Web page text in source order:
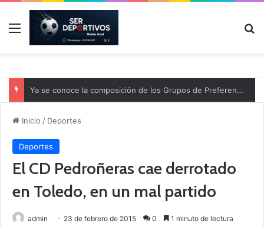
Menú
Ya se conoce la composición de los Grupos de Preferente y el calendario
Inicio / Deportes
Deportes
El CD Pedroñeras cae derrotado
en Toledo, en un mal partido
admin 23 de febrero de 2015 0 1 minuto de lectura